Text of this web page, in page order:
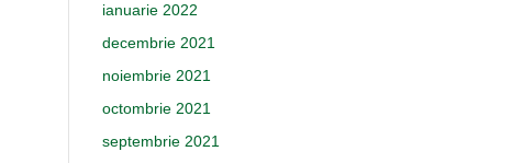
ianuarie 2022
decembrie 2021
noiembrie 2021
octombrie 2021
septembrie 2021